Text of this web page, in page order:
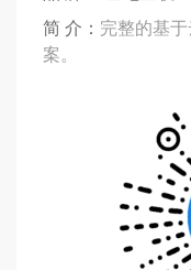
简 介： 完整的基
案。